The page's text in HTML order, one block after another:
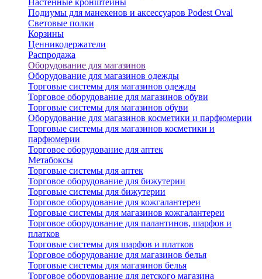
Подиумы для манекенов и аксессуаров Podest Oval
Световые полки
Корзины
Ценникодержатели
Распродажа
Оборудование для магазинов
Оборудование для магазинов одежды
Торговые системы для магазинов одежды
Торговое оборудование для магазинов обуви
Торговые системы для магазинов обуви
Оборудование для магазинов косметики и парфюмерии
Торговые системы для магазинов косметики и
парфюмерии
Торговое оборудование для аптек
Метабоксы
Торговые системы для аптек
Торговое оборудование для бижутерии
Торговые системы для бижутерии
Торговое оборудование для кожгалантереи
Торговые системы для магазинов кожгалантереи
Торговое оборудование для палантинов, шарфов и
платков
Торговые системы для шарфов и платков
Торговое оборудование для магазинов белья
Торговые системы для магазинов белья
Торговое оборудование для детского магазина